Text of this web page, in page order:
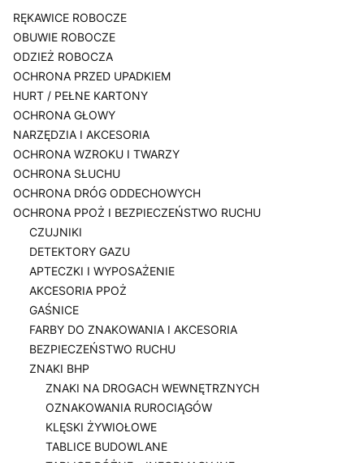
RĘKAWICE ROBOCZE
OBUWIE ROBOCZE
ODZIEŻ ROBOCZA
OCHRONA PRZED UPADKIEM
HURT / PEŁNE KARTONY
OCHRONA GŁOWY
NARZĘDZIA I AKCESORIA
OCHRONA WZROKU I TWARZY
OCHRONA SŁUCHU
OCHRONA DRÓG ODDECHOWYCH
OCHRONA PPOŻ I BEZPIECZEŃSTWO RUCHU
CZUJNIKI
DETEKTORY GAZU
APTECZKI I WYPOSAŻENIE
AKCESORIA PPOŻ
GAŚNICE
FARBY DO ZNAKOWANIA I AKCESORIA
BEZPIECZEŃSTWO RUCHU
ZNAKI BHP
ZNAKI NA DROGACH WEWNĘTRZNYCH
OZNAKOWANIA RUROCIĄGÓW
KLĘSKI ŻYWIOŁOWE
TABLICE BUDOWLANE